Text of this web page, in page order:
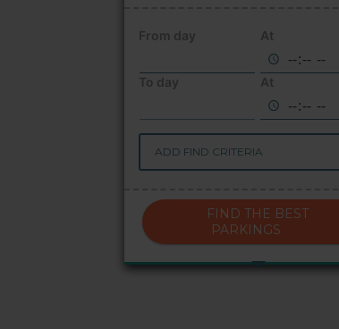
From day At
To day At
ADD FIND CRITERIA
FIND THE BEST
PARKINGS